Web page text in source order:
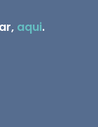
aqui.